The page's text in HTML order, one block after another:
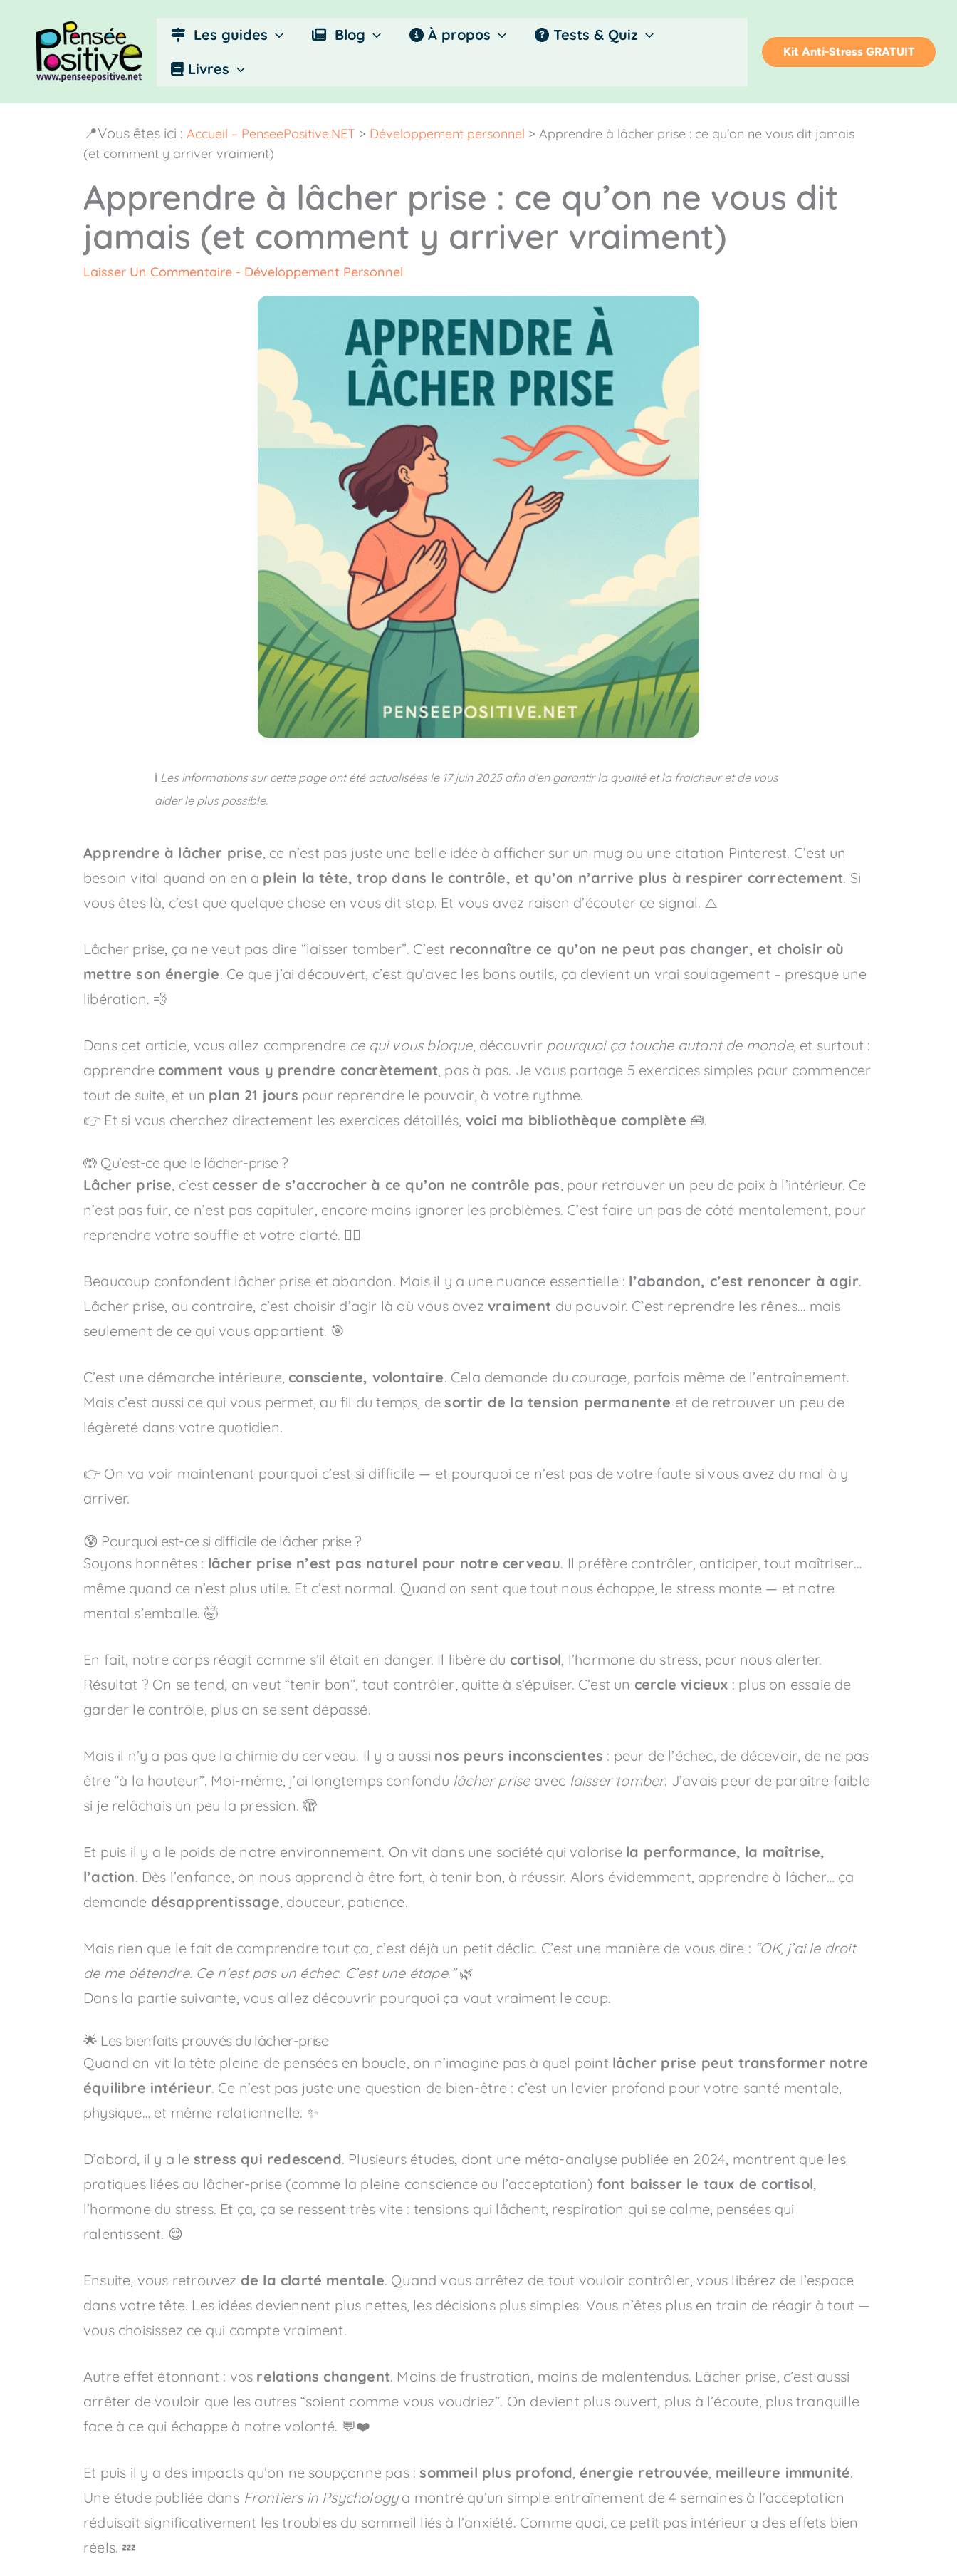
contenu
Les guides Blog À propos
Tests & Quiz
Livres
Kit Anti-Stress GRATUIT
📍Vous êtes ici : Accueil – PenseePositive.NET > Développement personnel > Apprendre à lâcher prise : ce qu’on ne vous dit jamais
(et comment y arriver vraiment)
Apprendre à lâcher prise : ce qu’on ne vous dit
jamais (et comment y arriver vraiment)
Laisser Un Commentaire - Développement Personnel
ℹ️ Les informations sur cette page ont été actualisées le 17 juin 2025afin d’en garantir la qualité et la fraicheur et de vous
aider le plus possible.
Apprendre à lâcher prise, ce n’est pas juste une belle idée à afficher sur un mug ou une citation Pinterest. C’est un
besoin vital quand on en a plein la tête, trop dans le contrôle, et qu’on n’arrive plus à respirer correctement. Si
vous êtes là, c’est que quelque chose en vous dit stop. Et vous avez raison d’écouter ce signal. ⚠️
Lâcher prise, ça ne veut pas dire “laisser tomber”. C’est reconnaître ce qu’on ne peut pas changer, et choisir où
mettre son énergie. Ce que j’ai découvert, c’est qu’avec les bons outils, ça devient un vrai soulagement – presque une
libération. 💨
Dans cet article, vous allez comprendre ce qui vous bloque, découvrir pourquoi ça touche autant de monde, et surtout :
apprendre comment vous y prendre concrètement, pas à pas. Je vous partage 5 exercices simples pour commencer
tout de suite, et un plan 21 jours pour reprendre le pouvoir, à votre rythme.
👉 Et si vous cherchez directement les exercices détaillés, voici ma bibliothèque complète 🧰.
🤲 Qu’est-ce que le lâcher-prise ?
Lâcher prise, c’est cesser de s’accrocher à ce qu’on ne contrôle pas, pour retrouver un peu de paix à l’intérieur. Ce
n’est pas fuir, ce n’est pas capituler, encore moins ignorer les problèmes. C’est faire un pas de côté mentalement, pour
reprendre votre souffle et votre clarté. 🧘‍♂️
Beaucoup confondent lâcher prise et abandon. Mais il y a une nuance essentielle : l’abandon, c’est renoncer à agir.
Lâcher prise, au contraire, c’est choisir d’agir là où vous avezvraiment du pouvoir. C’est reprendre les rênes… mais
seulement de ce qui vous appartient. 🎯
C’est une démarche intérieure, consciente, volontaire. Cela demande du courage, parfois même de l’entraînement.
Mais c’est aussi ce qui vous permet, au fil du temps, desortir de la tension permanente et de retrouver un peu de
légèreté dans votre quotidien.
👉 On va voir maintenant pourquoi c’est si difficile — et pourquoi ce n’est pas de votre faute si vous avez du mal à y
arriver.
😰 Pourquoi est-ce si difficile de lâcher prise ?
Soyons honnêtes : lâcher prise n’est pas naturel pour notre cerveau. Il préfère contrôler, anticiper, tout maîtriser…
même quand ce n’est plus utile. Et c’est normal. Quand on sent que tout nous échappe, le stress monte — et notre
mental s’emballe. 🤯
En fait, notre corps réagit comme s’il était en danger. Il libère du cortisol, l’hormone du stress, pour nous alerter.
Résultat ? On se tend, on veut “tenir bon”, tout contrôler, quitte à s’épuiser. C’est un cercle vicieux : plus on essaie de
garder le contrôle, plus on se sent dépassé.
Mais il n’y a pas que la chimie du cerveau. Il y a aussi nos peurs inconscientes : peur de l’échec, de décevoir, de ne pas
être “à la hauteur”. Moi-même, j’ai longtemps confondu lâcher priseavec laisser tomber. J’avais peur de paraître faible
si je relâchais un peu la pression. 🫣
Et puis il y a le poids de notre environnement. On vit dans une société qui valorise la performance, la maîtrise,
l’action. Dès l’enfance, on nous apprend à être fort, à tenir bon, à réussir. Alors évidemment, apprendre à lâcher… ça
demande désapprentissage, douceur, patience.
Mais rien que le fait de comprendre tout ça, c’est déjà un petit déclic. C’est une manière de vous dire : “OK, j’ai le droit
de me détendre. Ce n’est pas un échec. C’est une étape.”🌿
Dans la partie suivante, vous allez découvrir pourquoi ça vaut vraiment le coup.
🌟 Les bienfaits prouvés du lâcher-prise
Quand on vit la tête pleine de pensées en boucle, on n’imagine pas à quel point lâcher prise peut transformer notre
équilibre intérieur. Ce n’est pas juste une question de bien-être : c’est un levier profond pour votre santé mentale,
physique… et même relationnelle. ✨
D’abord, il y a le stress qui redescend. Plusieurs études, dont une méta-analyse publiée en 2024, montrent que les
pratiques liées au lâcher-prise (comme la pleine conscience ou l’acceptation) font baisser le taux de cortisol,
l’hormone du stress. Et ça, ça se ressent très vite : tensions qui lâchent, respiration qui se calme, pensées qui
ralentissent. 😌
Ensuite, vous retrouvez de la clarté mentale. Quand vous arrêtez de tout vouloir contrôler, vous libérez de l’espace
dans votre tête. Les idées deviennent plus nettes, les décisions plus simples. Vous n’êtes plus en train de réagir à tout —
vous choisissez ce qui compte vraiment.
Autre effet étonnant : vos relations changent. Moins de frustration, moins de malentendus. Lâcher prise, c’est aussi
arrêter de vouloir que les autres “soient comme vous voudriez”. On devient plus ouvert, plus à l’écoute, plus tranquille
face à ce qui échappe à notre volonté. 💬❤️
Et puis il y a des impacts qu’on ne soupçonne pas :sommeil plus profond, énergie retrouvée, meilleure immunité.
Une étude publiée dans Frontiers in Psychologya montré qu’un simple entraînement de 4 semaines à l’acceptation
réduisait significativement les troubles du sommeil liés à l’anxiété. Comme quoi, ce petit pas intérieur a des effets bien
réels. 💤